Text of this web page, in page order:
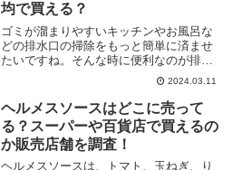
均で買える？
ゴミが溜まりやすいキッチンやお風呂な
どの排水口の掃除をもっと簡単に済ませ
たいですね。そんな時に便利なのが排水
口のゴミ受けです。排水口のゴミ受けは
どこに売ってる？ニトリやダイソーなど
の100均で買える？そこで今回は排水口の
ゴミ受けの売ってる場...
2024.03.11
ヘルメスソースはどこに売って
る？スーパーや百貨店で買えるの
か販売店舗を調査！
ヘルメスソースは、トマト、玉ねぎ、り